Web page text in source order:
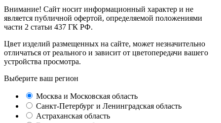
Внимание! Сайт носит информационный характер и не
является публичной офертой, определяемой положениями
части 2 статьи 437 ГК РФ.
Цвет изделий размещенных на сайте, может незначительно
отличаться от реального и зависит от цветопередачи вашего
устройства просмотра.
Выберите ваш регион
Москва и Московская область
Санкт-Петербург и Ленинградская область
Астраханская область